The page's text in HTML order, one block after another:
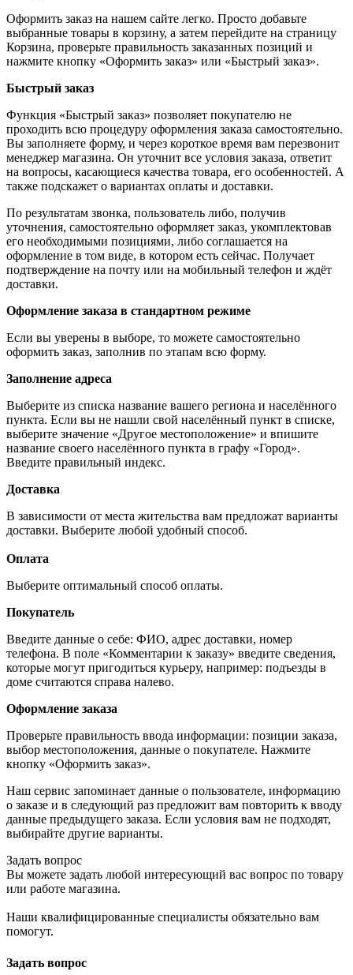
Оформить заказ на нашем сайте легко. Просто добавьте
выбранные товары в корзину, а затем перейдите на страницу
Корзина, проверьте правильность заказанных позиций и
нажмите кнопку «Оформить заказ» или «Быстрый заказ».
Быстрый заказ
Функция «Быстрый заказ» позволяет покупателю не
проходить всю процедуру оформления заказа самостоятельно.
Вы заполняете форму, и через короткое время вам перезвонит
менеджер магазина. Он уточнит все условия заказа, ответит
на вопросы, касающиеся качества товара, его особенностей. А
также подскажет о вариантах оплаты и доставки.
По результатам звонка, пользователь либо, получив
уточнения, самостоятельно оформляет заказ, укомплектовав
его необходимыми позициями, либо соглашается на
оформление в том виде, в котором есть сейчас. Получает
подтверждение на почту или на мобильный телефон и ждёт
доставки.
Оформление заказа в стандартном режиме
Если вы уверены в выборе, то можете самостоятельно
оформить заказ, заполнив по этапам всю форму.
Заполнение адреса
Выберите из списка название вашего региона и населённого
пункта. Если вы не нашли свой населённый пункт в списке,
выберите значение «Другое местоположение» и впишите
название своего населённого пункта в графу «Город».
Введите правильный индекс.
Доставка
В зависимости от места жительства вам предложат варианты
доставки. Выберите любой удобный способ.
Оплата
Выберите оптимальный способ оплаты.
Покупатель
Введите данные о себе: ФИО, адрес доставки, номер
телефона. В поле «Комментарии к заказу» введите сведения,
которые могут пригодиться курьеру, например: подъезды в
доме считаются справа налево.
Оформление заказа
Проверьте правильность ввода информации: позиции заказа,
выбор местоположения, данные о покупателе. Нажмите
кнопку «Оформить заказ».
Наш сервис запоминает данные о пользователе, информацию
о заказе и в следующий раз предложит вам повторить к вводу
данные предыдущего заказа. Если условия вам не подходят,
выбирайте другие варианты.
Задать вопрос
Вы можете задать любой интересующий вас вопрос по товару
или работе магазина.
Наши квалифицированные специалисты обязательно вам
помогут.
Задать вопрос